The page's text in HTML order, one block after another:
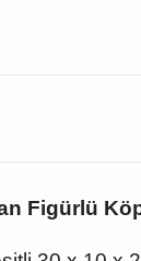
Figürlü